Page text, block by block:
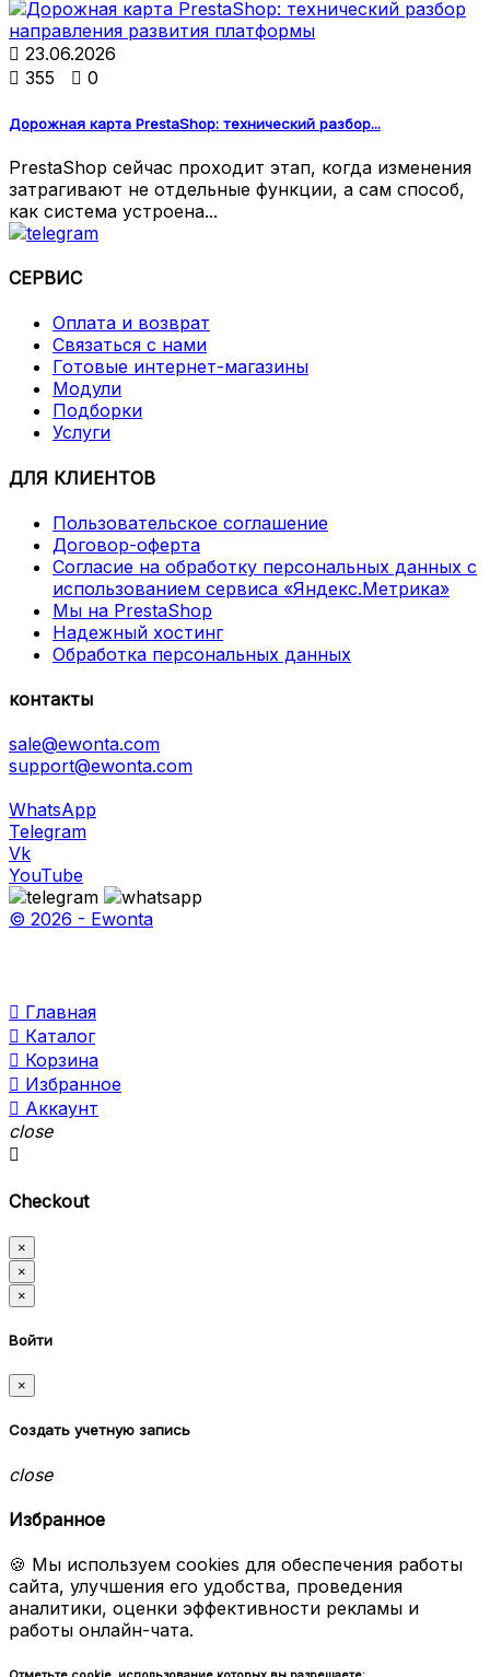
 23.06.2026
 355  0
Дорожная карта PrestaShop: технический разбор...
PrestaShop сейчас проходит этап, когда изменения
затрагивают не отдельные функции, а сам способ,
как система устроена...
СЕРВИС
Оплата и возврат
Связаться с нами
Готовые интернет-магазины
Модули
Подборки
Услуги
ДЛЯ КЛИЕНТОВ
Пользовательское соглашение
Договор-оферта
Согласие на обработку персональных данных с
использованием сервиса «Яндекс.Метрика»
Мы на PrestaShop
Надежный хостинг
Обработка персональных данных
контакты
sale@ewonta.com
support@ewonta.com
WhatsApp
Telegram
Vk
YouTube
© 2026 - Ewonta
 Главная
 Каталог
 Корзина
 Избранное
 Аккаунт
close

Checkout
×
×
×
Войти
×
Создать учетную запись
close
Избранное
🍪 Мы используем cookies для обеспечения работы
сайта, улучшения его удобства, проведения
аналитики, оценки эффективности рекламы и
работы онлайн-чата.